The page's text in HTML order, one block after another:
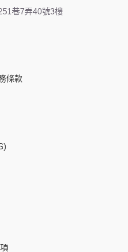
巷7弄40號3樓
條款